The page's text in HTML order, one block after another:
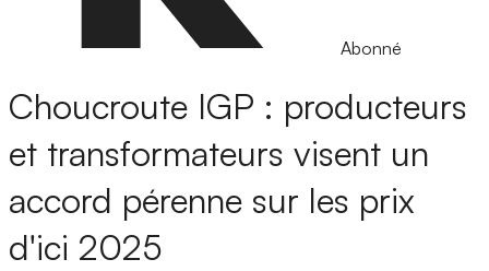
Abonné
Choucroute IGP : producteurs
et transformateurs visent un
accord pérenne sur les prix
d'ici 2025